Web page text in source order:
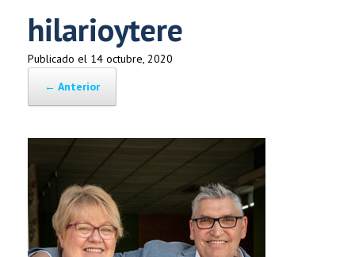
hilarioytere
Publicado el 14 octubre, 2020
← Anterior